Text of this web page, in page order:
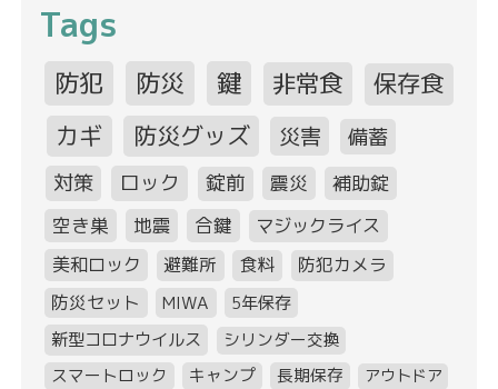
Tags
防犯 防災 鍵 非常食
保存食
カギ
防災グッズ 災害
備蓄
対策
ロック 錠前 震災
補助錠
空き巣
地震 合鍵
マジックライス
美和ロック
避難所 食料
防犯カメラ
防災セット
MIWA
5年保存
新型コロナウイルス
シリンダー交換
スマートロック
キャンプ 長期保存
アウトドア